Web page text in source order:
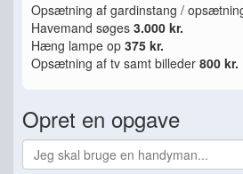
Opsætning af gardinstang /
Havemand søges 3.000 kr.
Hæng lampe op 375 kr.
Opsætning af tv samt billeder 800 kr.
Opret en opgave